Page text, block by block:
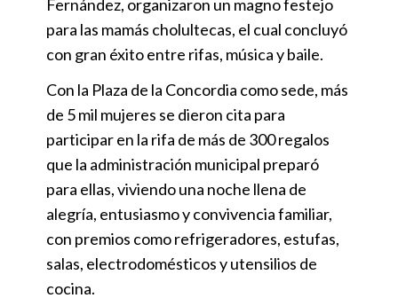
Fernández, organizaron un magno festejo
para las mamás cholultecas, el cual concluyó
con gran éxito entre rifas, música y baile.
Con la Plaza de la Concordia como sede, más
de 5 mil mujeres se dieron cita para
participar en la rifa de más de 300 regalos
que la administración municipal preparó
para ellas, viviendo una noche llena de
alegría, entusiasmo y convivencia familiar,
con premios como refrigeradores, estufas,
salas, electrodomésticos y utensilios de
cocina.